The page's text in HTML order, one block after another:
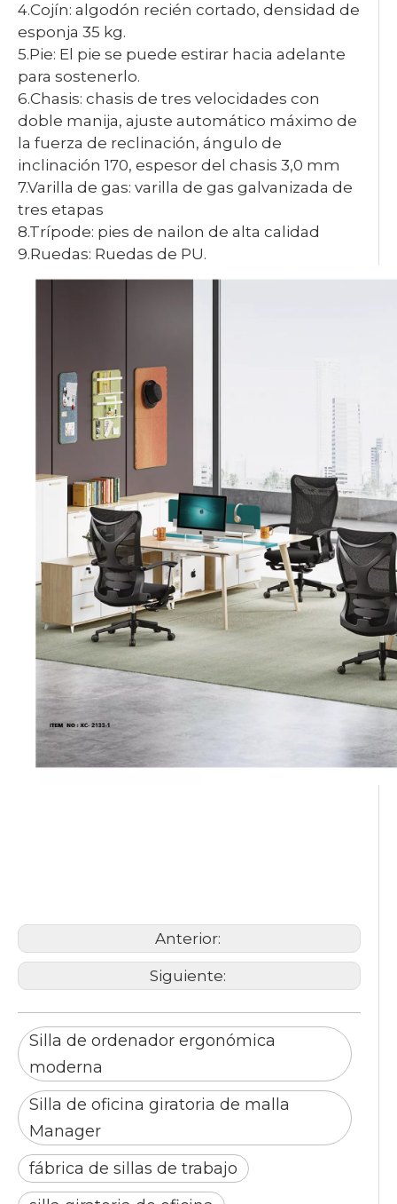
4.Cojín: algodón recién cortado, densidad de
esponja 35 kg.
5.Pie: El pie se puede estirar hacia adelante
para sostenerlo.
6.Chasis: chasis de tres velocidades con
doble manija, ajuste automático máximo de
la fuerza de reclinación, ángulo de
inclinación 170, espesor del chasis 3,0 mm
7.Varilla de gas: varilla de gas galvanizada de
tres etapas
8.Trípode: pies de nailon de alta calidad
9.Ruedas: Ruedas de PU.
Anterior:
Siguiente:
Silla de ordenador ergonómica
moderna
Silla de oficina giratoria de malla
Manager
fábrica de sillas de trabajo